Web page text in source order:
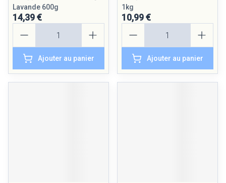
Lavande 600g
14,39 €
Ajouter au panier
1kg
10,99 €
Ajouter au panier